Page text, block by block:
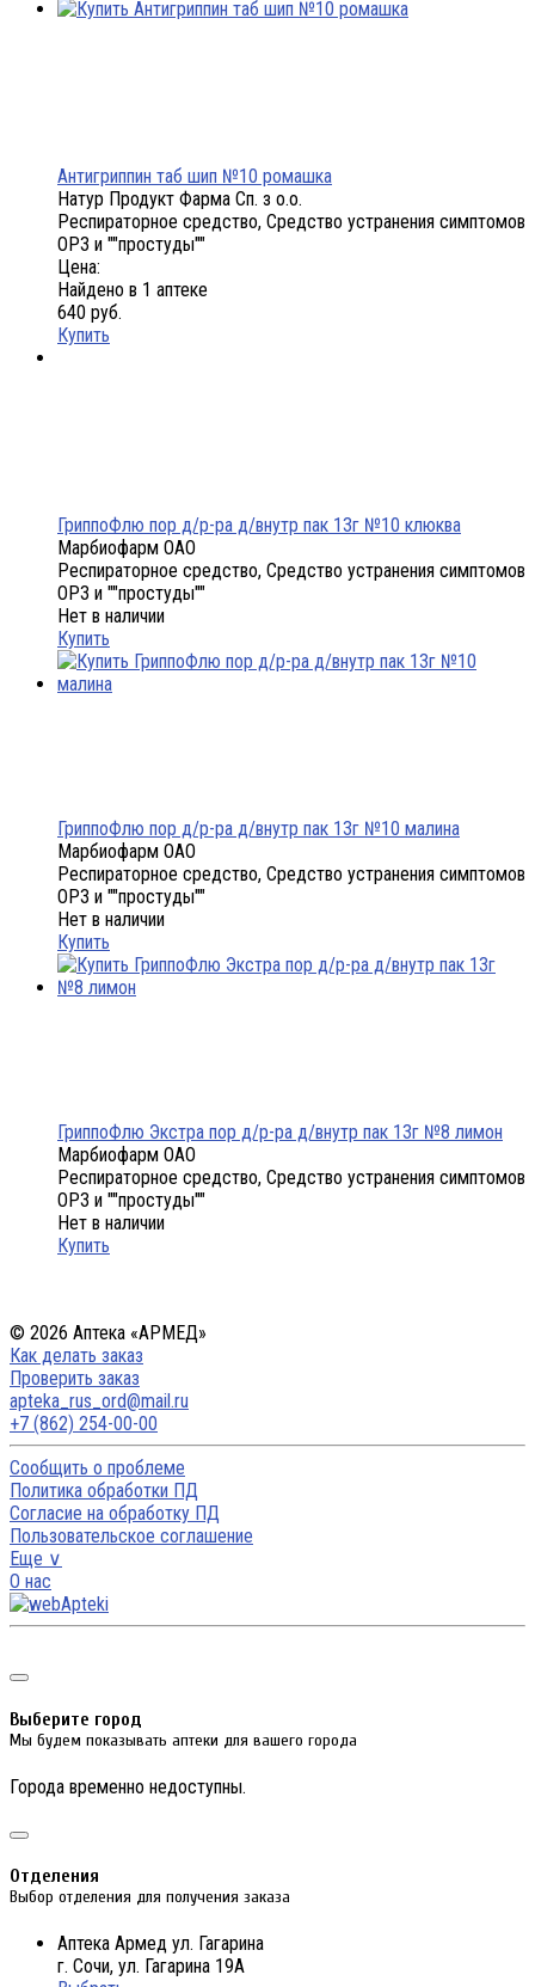
Антигриппин таб шип №10 ромашка
Натур Продукт Фарма Сп. з о.о.
Респираторное средство, Средство устранения симптомов
ОРЗ и ""простуды""
Цена:
Найдено в 1 аптеке
640 руб.
Купить
ГриппоФлю пор д/р-ра д/внутр пак 13г №10 клюква
Марбиофарм ОАО
Респираторное средство, Средство устранения симптомов
ОРЗ и ""простуды""
Нет в наличии
Купить
ГриппоФлю пор д/р-ра д/внутр пак 13г №10 малина
Марбиофарм ОАО
Респираторное средство, Средство устранения симптомов
ОРЗ и ""простуды""
Нет в наличии
Купить
ГриппоФлю Экстра пор д/р-ра д/внутр пак 13г №8 лимон
Марбиофарм ОАО
Респираторное средство, Средство устранения симптомов
ОРЗ и ""простуды""
Нет в наличии
Купить
© 2026 Аптека «АРМЕД»
Как делать заказ
Проверить заказ
apteka_rus_ord@mail.ru
+7 (862) 254-00-00
Сообщить о проблеме
Политика обработки ПД
Согласие на обработку ПД
Пользовательское соглашение
Еще ∨
О нас
Выберите город
Мы будем показывать аптеки для вашего города
Города временно недоступны.
Отделения
Выбор отделения для получения заказа
Аптека Армед ул. Гагарина
г. Сочи, ул. Гагарина 19А